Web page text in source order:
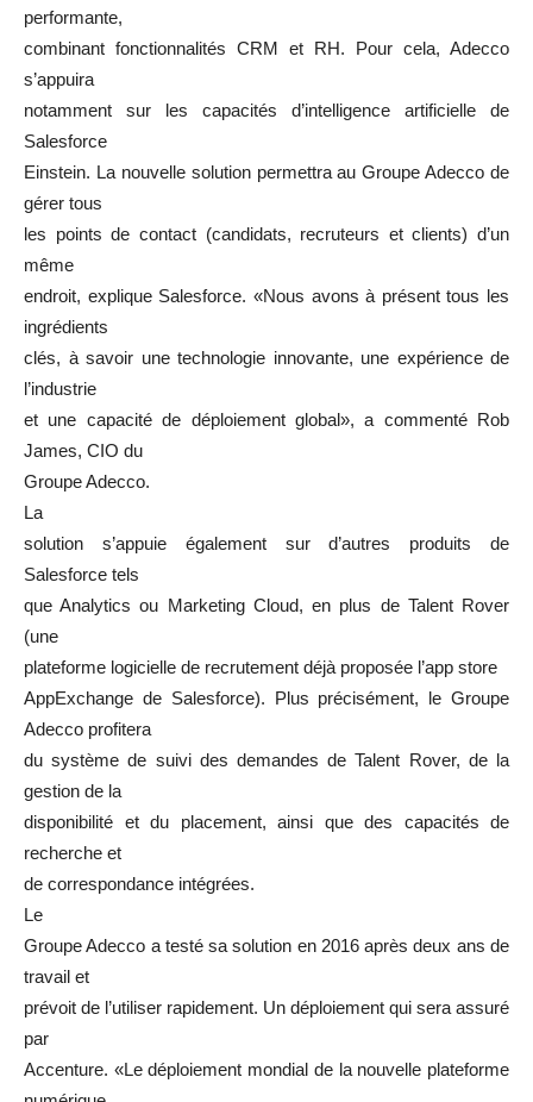
performante,
combinant fonctionnalités CRM et RH. Pour cela, Adecco
s’appuira
notamment sur les capacités d’intelligence artificielle de
Salesforce
Einstein. La nouvelle solution permettra au Groupe Adecco de
gérer tous
les points de contact (candidats, recruteurs et clients) d’un
même
endroit, explique Salesforce. «Nous avons à présent tous les
ingrédients
clés, à savoir une technologie innovante, une expérience de
l’industrie
et une capacité de déploiement global», a commenté Rob
James, CIO du
Groupe Adecco.
La
solution s’appuie également sur d’autres produits de
Salesforce tels
que Analytics ou Marketing Cloud, en plus de Talent Rover
(une
plateforme logicielle de recrutement déjà proposée l’app store
AppExchange de Salesforce). Plus précisément, le Groupe
Adecco profitera
du système de suivi des demandes de Talent Rover, de la
gestion de la
disponibilité et du placement, ainsi que des capacités de
recherche et
de correspondance intégrées.
Le
Groupe Adecco a testé sa solution en 2016 après deux ans de
travail et
prévoit de l’utiliser rapidement. Un déploiement qui sera assuré
par
Accenture. «Le déploiement mondial de la nouvelle plateforme